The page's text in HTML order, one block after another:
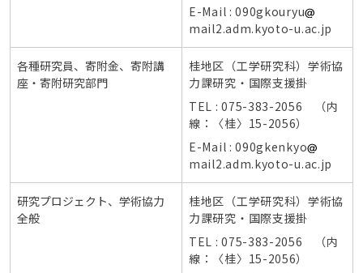
E-Mail : 090gkouryu
mail2.adm.kyoto-u.ac.jp
各種研究員、寄附金、寄附講
座・寄附研究部門
桂地区（工学研究科）学術協
力課研究・国際支援掛
TEL : 075-383-2056 （内
線：〈桂〉15-2056）
E-Mail : 090gkenkyo
mail2.adm.kyoto-u.ac.jp
研究プロジェクト、学術協力
全般
桂地区（工学研究科）学術協
力課研究・国際支援掛
TEL : 075-383-2056 （内
線：〈桂〉15-2056）